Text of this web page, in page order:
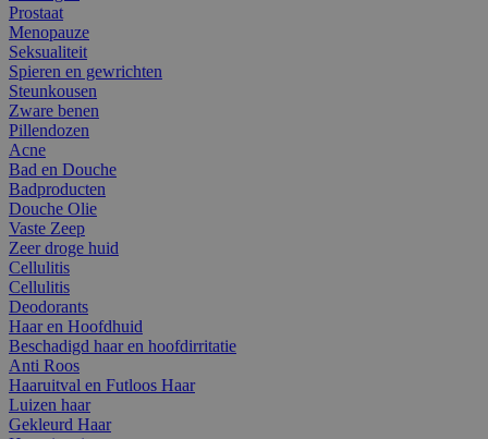
Prostaat
Menopauze
Seksualiteit
Spieren en gewrichten
Steunkousen
Zware benen
Pillendozen
Acne
Bad en Douche
Badproducten
Douche Olie
Vaste Zeep
Zeer droge huid
Cellulitis
Cellulitis
Deodorants
Haar en Hoofdhuid
Beschadigd haar en hoofdirritatie
Anti Roos
Haaruitval en Futloos Haar
Luizen haar
Gekleurd Haar